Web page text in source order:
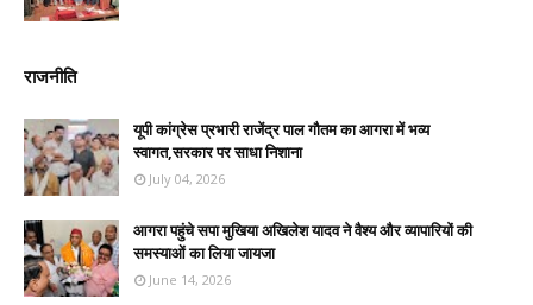
राजनीति
यूपी कांग्रेस प्रभारी राजेंद्र पाल गौतम का आगरा में भव्य
स्वागत,सरकार पर साधा निशाना
July 04, 2026
आगरा पहुंचे सपा मुखिया अखिलेश यादव ने वैश्य और व्यापारियों की
समस्याओं का लिया जायजा
June 14, 2026